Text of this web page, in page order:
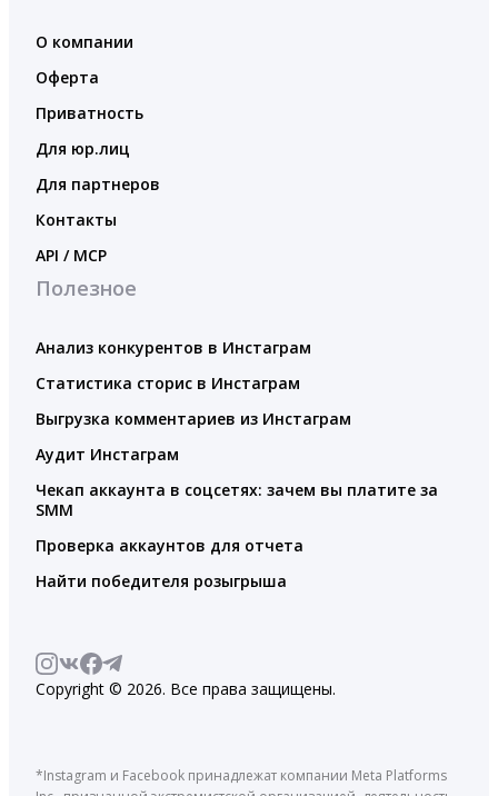
О компании
Оферта
Приватность
Для юр.лиц
Для партнеров
Контакты
API / MCP
Полезное
Анализ конкурентов в Инстаграм
Статистика сторис в Инстаграм
Выгрузка комментариев из Инстаграм
Аудит Инстаграм
Чекап аккаунта в соцсетях: зачем вы платите за
SMM
Проверка аккаунтов для отчета
Найти победителя розыгрыша
Copyright © 2026. Все права защищены.
*Instagram и Facebook принадлежат компании Meta Platforms